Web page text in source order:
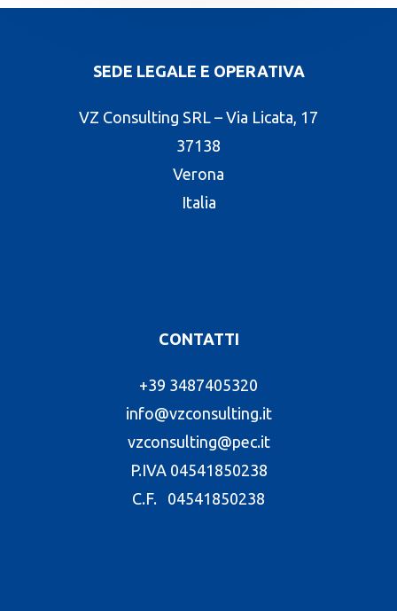
SEDE LEGALE E OPERATIVA
VZ Consulting SRL – Via Licata, 17
37138
Verona
Italia
CONTATTI
+39 3487405320
info@vzconsulting.it
vzconsulting@pec.it
P.IVA 04541850238
C.F. 04541850238